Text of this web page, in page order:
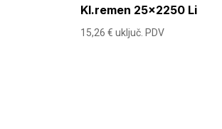
Kl.remen 25×2250 Li
15,26€ uključ. PDV